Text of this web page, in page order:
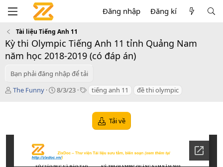
Đăng nhập Đăng kí
Tài liệu Tiếng Anh 11
Kỳ thi Olympic Tiếng Anh 11 tỉnh Quảng Nam
năm học 2018-2019 (có đáp án)
Bạn phải đăng nhập để tải
T
ả
The Funny
C
n
d
8/3/23
T tiếng anh 11 đề thi olympic
Tải về